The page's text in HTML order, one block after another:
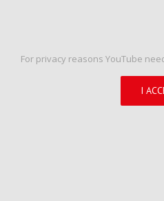
For privacy reasons YouTube
I